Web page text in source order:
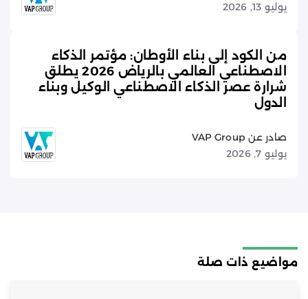
يوليو 13, 2026
من الكود إلى بناء الأوطان: مؤتمر الذكاء
الاصطناعي العالمي بالرياض 2026 يطلق
شرارة عصر الذكاء الاصطناعي الوكيل وبناء
الدول
صادر عن VAP Group
يوليو 7, 2026
مواضيع ذات صلة